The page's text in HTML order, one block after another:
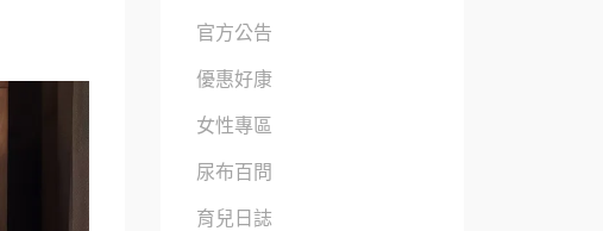
官方公告
優惠好康
女性專區
尿布百問
育兒日誌